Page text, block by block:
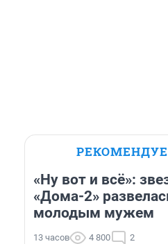
«Ну вот и всё»:
«Дома-2»
молодым мужем
13 часов 4 800 2